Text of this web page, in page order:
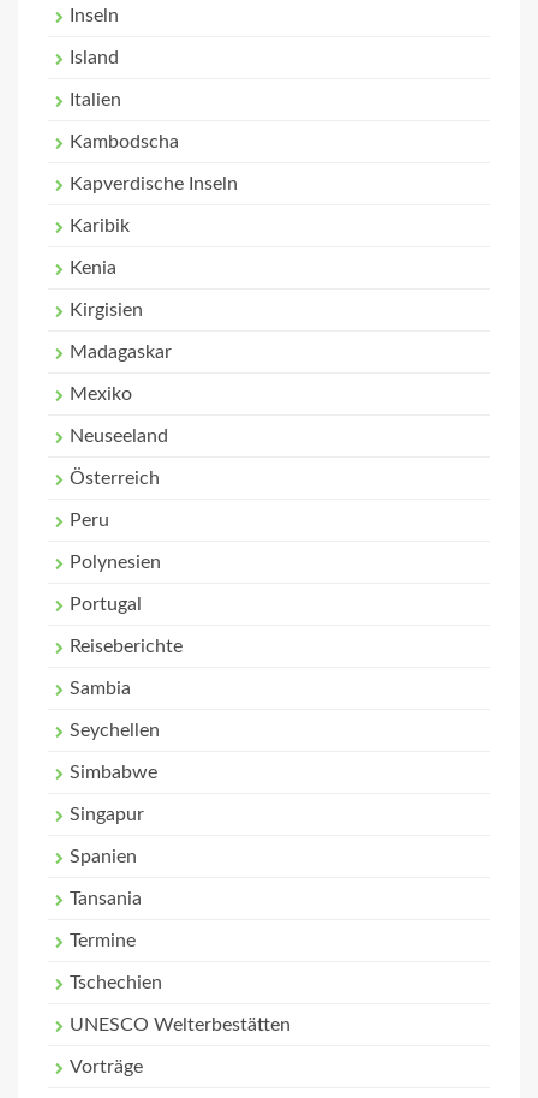
Inseln
Island
Italien
Kambodscha
Kapverdische Inseln
Karibik
Kenia
Kirgisien
Madagaskar
Mexiko
Neuseeland
Österreich
Peru
Polynesien
Portugal
Reiseberichte
Sambia
Seychellen
Simbabwe
Singapur
Spanien
Tansania
Termine
Tschechien
UNESCO Welterbestätten
Vorträge